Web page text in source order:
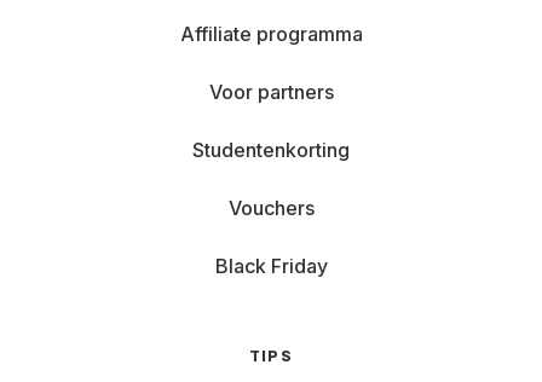
Affiliate programma
Voor partners
Studentenkorting
Vouchers
Black Friday
TIPS